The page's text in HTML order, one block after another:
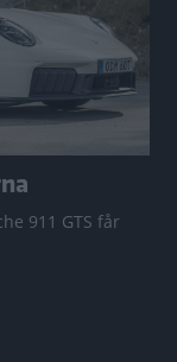
911 GTS får